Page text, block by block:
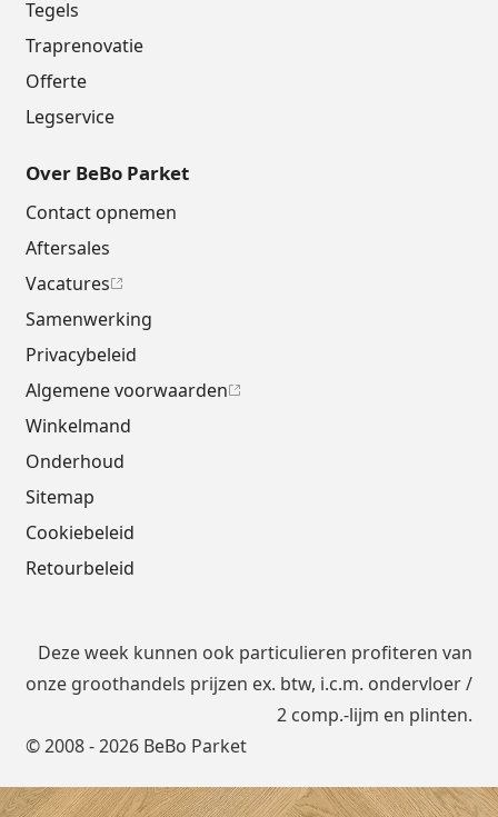
Tegels
Traprenovatie
Offerte
Legservice
Over BeBo Parket
Contact opnemen
Aftersales
Vacatures
Samenwerking
Privacybeleid
Algemene voorwaarden
Winkelmand
Onderhoud
Sitemap
Cookiebeleid
Retourbeleid
© 2008 - 2026 BeBo Parket
Deze week kunnen ook particulieren profiteren van
onze groothandels prijzen ex. btw, i.c.m. ondervloer/
2 comp.-lijm en plinten.